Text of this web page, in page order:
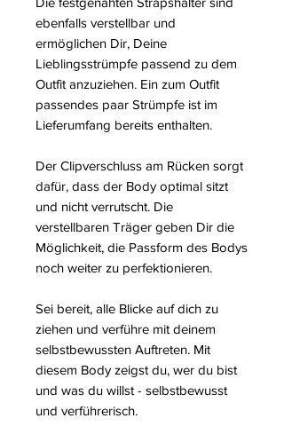
ebenfalls verstellbar und
ermöglichen Dir, Deine
Lieblingsstrümpfe passend zu dem
Outfit anzuziehen. Ein zum Outfit
passendes paar Strümpfe ist im
Lieferumfang bereits enthalten.
Der Clipverschluss am Rücken sorgt
dafür, dass der Body optimal sitzt
und nicht verrutscht. Die
verstellbaren Träger geben Dir die
Möglichkeit, die Passform des Bodys
noch weiter zu perfektionieren.
Sei bereit, alle Blicke auf dich zu
ziehen und verführe mit deinem
selbstbewussten Auftreten. Mit
diesem Body zeigst du, wer du bist
und was du willst - selbstbewusst
und verführerisch.